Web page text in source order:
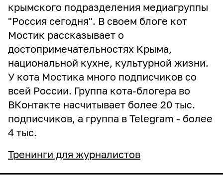
крымского подразделения медиагруппы
"Россия сегодня". В своем блоге кот
Мостик рассказывает о
достопримечательностях Крыма,
национальной кухне, культурной жизни.
У кота Мостика много подписчиков со
всей России. Группа кота-блогера во
ВКонтакте насчитывает более 20 тыс.
подписчиков, а группа в Telegram - более
4 тыс.
Тренинги для журналистов